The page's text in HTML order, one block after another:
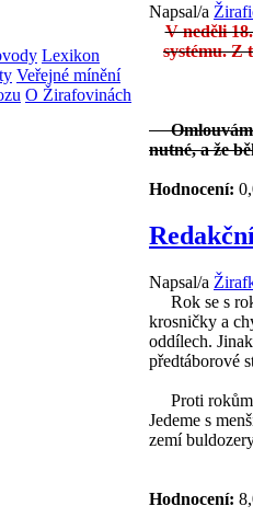
Lexikon
Veřejné mínění
O Žirafovinách
Napsal/a
V neděli
systému. Z
Omlouvám
nutné, a že
Hodnocení:
Napsal/a
Rok se s
krosničky a
oddílech.
předtáborové
Proti rokům
Jedeme s
zemí
Hodnocení: